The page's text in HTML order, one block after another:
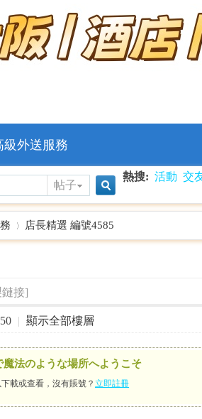
級外送服務
帖子
搜
熱搜: 活動 交
›
店長精選 編號4585
接]
| 顯示全部樓層
魔法のような場所へようこそ
載或查看，沒有賬號？ 立即註冊